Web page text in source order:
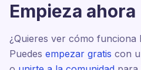
Empieza ahora
¿Quieres ver cómo funciona
Puedes empezar gratis con